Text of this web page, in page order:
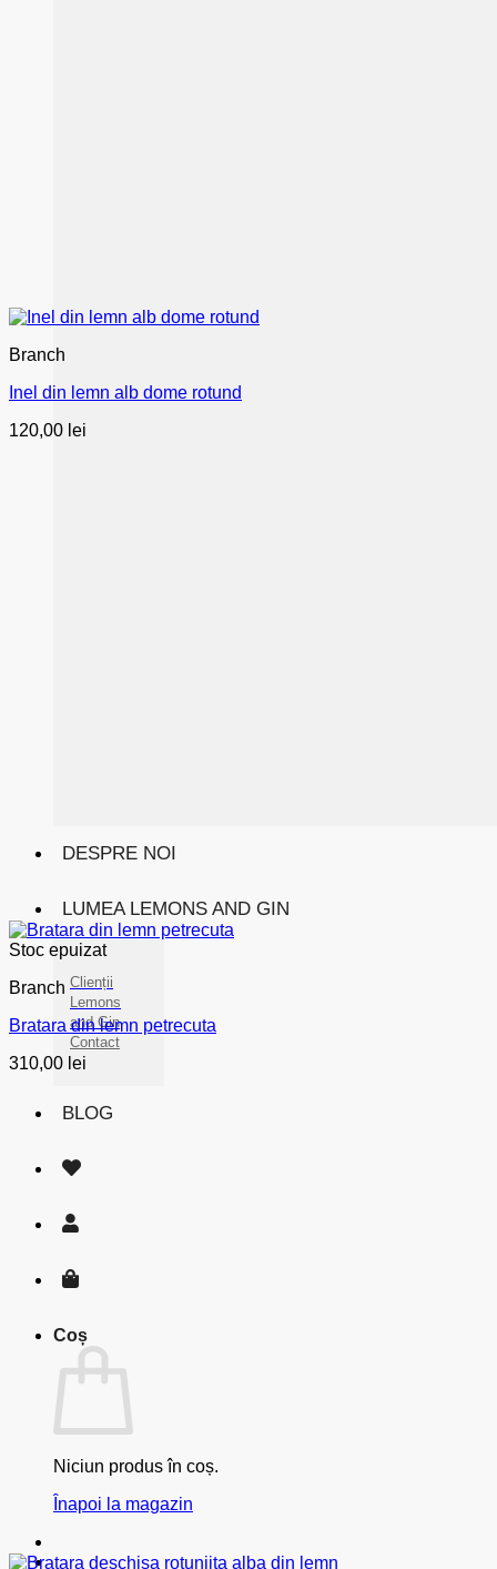
DESPRE NOI
LUMEA LEMONS AND GIN
Clienții
Lemons
and Gin
Contact
BLOG
Coș
Niciun produs în coș.
Înapoi la magazin
Branch
Inel din lemn alb dome rotund
120,00 lei
Stoc epuizat
Branch
Bratara din lemn petrecuta
310,00 lei